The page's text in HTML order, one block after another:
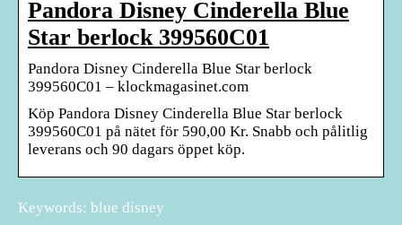
Pandora Disney Cinderella Blue
Star berlock 399560C01
Pandora Disney Cinderella Blue Star berlock
399560C01 – klockmagasinet.com
Köp Pandora Disney Cinderella Blue Star berlock
399560C01 på nätet för 590,00 Kr. Snabb och pålitlig
leverans och 90 dagars öppet köp.
Keywords: blue disney